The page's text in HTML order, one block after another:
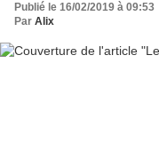
Publié le 16/02/2019 à 09:53
Par Alix